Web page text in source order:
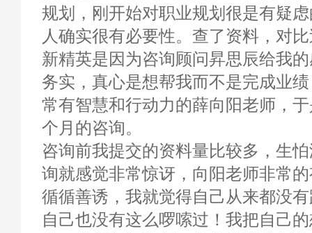
规划，刚开始对职业规划很是有疑
人确实很有必要性。查了资料，对
新精英是因为咨询顾问昇思辰给我
务实，真心是想帮我而不是完成业
常有智慧和行动力的薛向阳老师，
个月的咨询。
咨询前我提交的资料量比较多，生
询就感觉非常惊讶，向阳老师非常
循循善诱，我就觉得自己从来都没
自己也没有这么啰嗦过！我把自己